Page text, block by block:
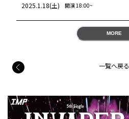
2025.1.18(土) 開演18:00~
MORE
一覧へ戻る